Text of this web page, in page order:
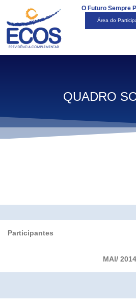
O Futuro Sempre
Área do
QUADRO
Participantes
MAI/ 2014